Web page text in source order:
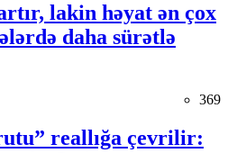
lakin həyat ən çox
daha sürətlə
369
reallığa çevrilir: